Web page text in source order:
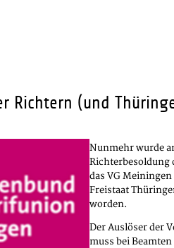
Richtern (und
Nunmehr wurde
Richterbesoldung
das VG
Freistaat
worden.
Der Auslöser der
muss bei